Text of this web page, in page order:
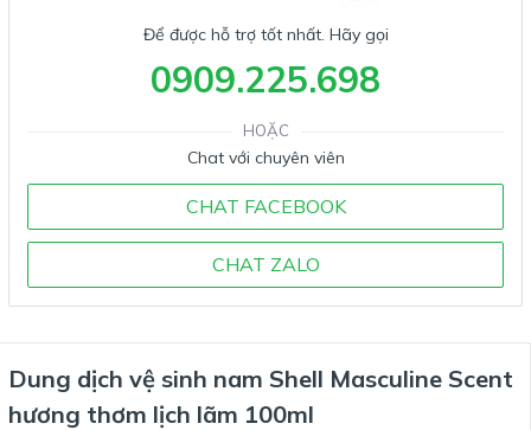
Để được hỗ trợ tốt nhất. Hãy gọi
0909.225.698
HOẶC
Chat với chuyên viên
CHAT FACEBOOK
CHAT ZALO
Dung dịch vệ sinh nam Shell Masculine Scent
hương thơm lịch lãm 100ml